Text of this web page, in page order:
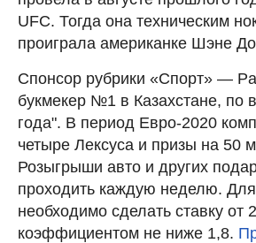
UFC. Тогда она техническим
проиграла американке Шэне
Спонсор рубрики «Спорт» —
букмекер №1 в Казахстане, по
года". В период Евро-2020
четыре Лексуса и призы на 50
Розыгрыши авто и других
проходить каждую неделю. Для
необходимо сделать ставку от
коэффициентом не ниже 1,8.